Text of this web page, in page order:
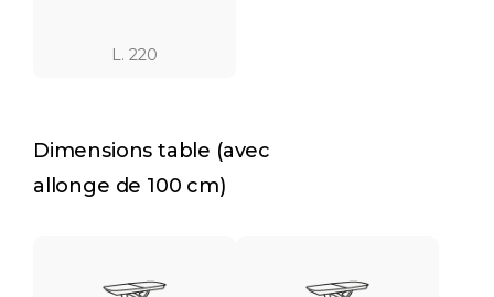
L. 220
Dimensions table (avec
allonge de 100 cm)